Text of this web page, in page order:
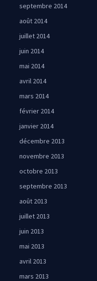
septembre 2014
août 2014
juillet 2014
juin 2014
mai 2014
avril 2014
mars 2014
février 2014
janvier 2014
décembre 2013
novembre 2013
octobre 2013
septembre 2013
août 2013
juillet 2013
juin 2013
mai 2013
avril 2013
mars 2013